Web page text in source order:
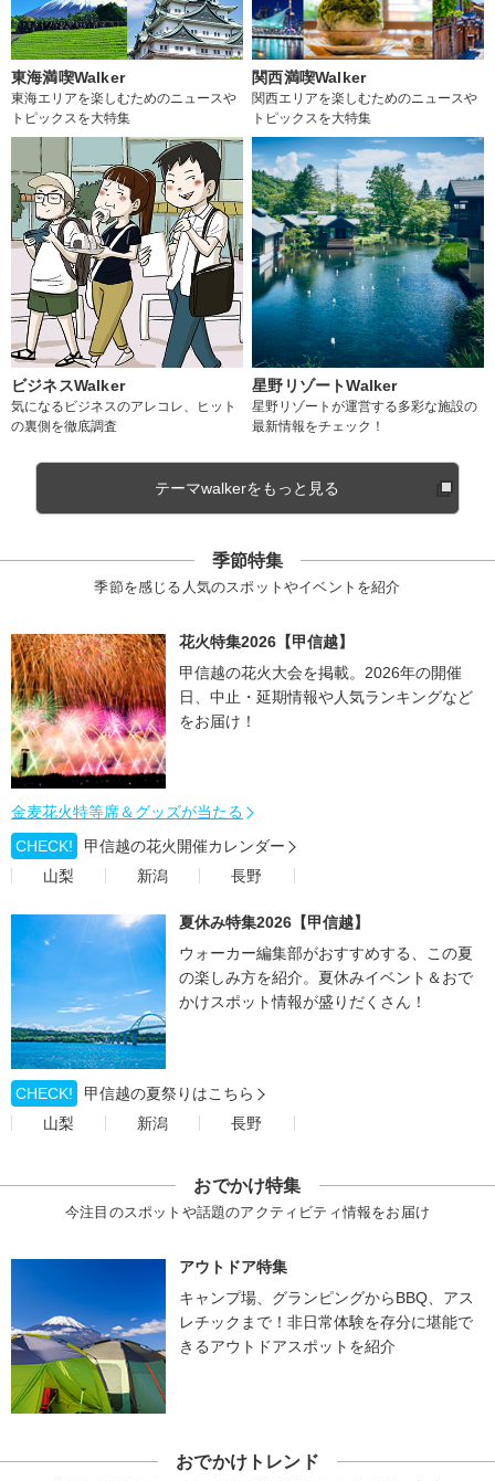
東海満喫Walker
東海エリアを楽しむためのニュースや
トピックスを大特集
関西満喫Walker
関西エリアを楽しむためのニュースや
トピックスを大特集
ビジネスWalker
気になるビジネスのアレコレ、ヒット
の裏側を徹底調査
星野リゾートWalker
星野リゾートが運営する多彩な施設の
最新情報をチェック！
テーマwalkerをもっと見る
季節特集
季節を感じる人気のスポットやイベントを紹介
花火特集2026【甲信越】
甲信越の花火大会を掲載。2026年の開催
日、中止・延期情報や人気ランキングなど
をお届け！
金麦花火特等席＆グッズが当たる
CHECK!
甲信越の花火開催カレンダー
山梨
新潟 長野
夏休み特集2026【甲信越】
ウォーカー編集部がおすすめする、この夏
の楽しみ方を紹介。夏休みイベント＆おで
かけスポット情報が盛りだくさん！
CHECK!
甲信越の夏祭りはこちら
山梨
新潟 長野
おでかけ特集
今注目のスポットや話題のアクティビティ情報をお届け
アウトドア特集
キャンプ場、グランピングからBBQ、アス
レチックまで！非日常体験を存分に堪能で
きるアウトドアスポットを紹介
おでかけトレンド